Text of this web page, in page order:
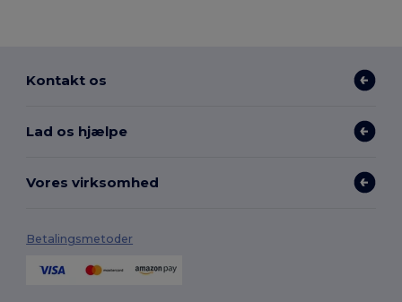
Kontakt os
Lad os hjælpe
Vores virksomhed
Betalingsmetoder